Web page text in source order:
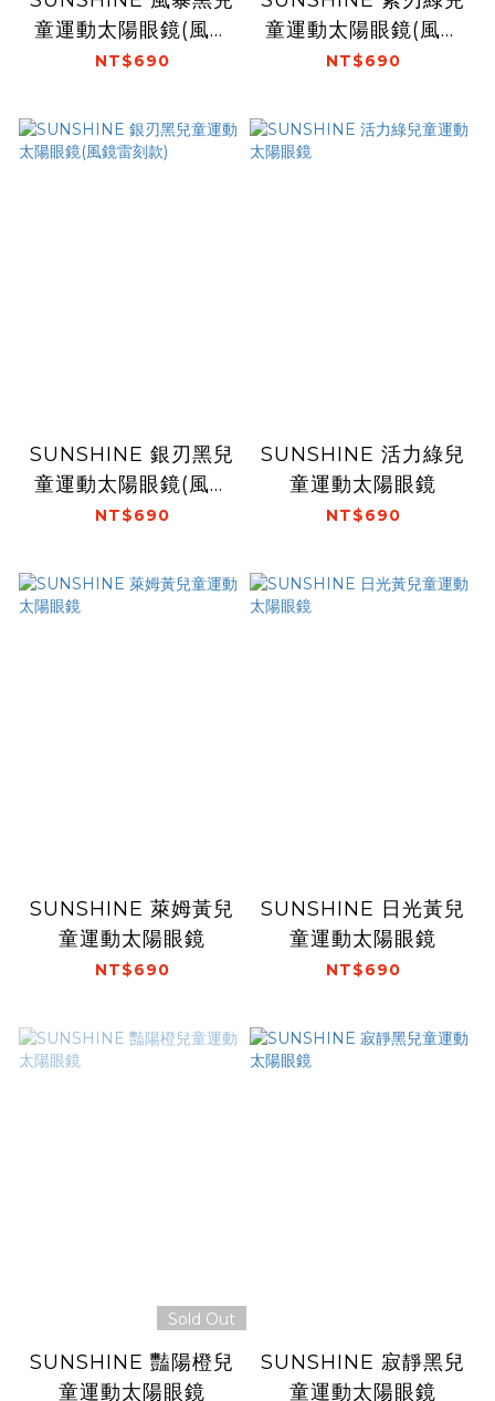
童運動太陽眼鏡(風鏡
全框款)
NT$690
童運動太陽眼鏡(風鏡
雷刻款)
NT$690
SUNSHINE 銀刃黑兒
童運動太陽眼鏡(風鏡
雷刻款)
NT$690
SUNSHINE 活力綠兒
童運動太陽眼鏡
NT$690
SUNSHINE 萊姆黃兒
童運動太陽眼鏡
NT$690
SUNSHINE 日光黃兒
童運動太陽眼鏡
NT$690
Sold Out
SUNSHINE 豔陽橙兒
童運動太陽眼鏡
SUNSHINE 寂靜黑兒
童運動太陽眼鏡